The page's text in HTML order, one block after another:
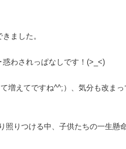
ました。
わされっぱなしです！(>_<)
増えてですね^^;）、気分も改まっ
りつける中、子供たちの一生懸